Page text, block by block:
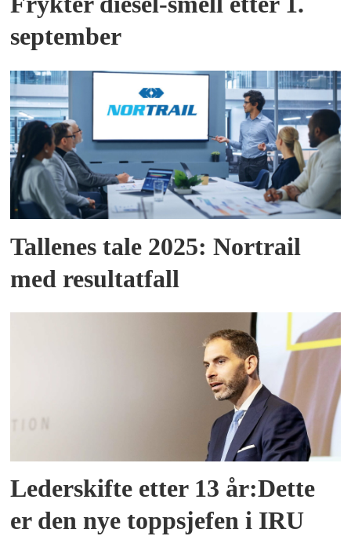
september
Tallenes tale 2025: Nortrail
med resultatfall
Lederskifte etter 13 år:Dette
er den nye toppsjefen i IRU